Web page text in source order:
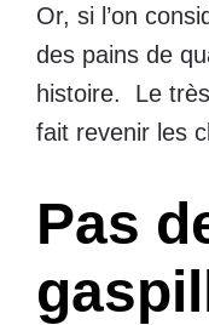
Or, si l’on
des pains de
histoire. Le
fait revenir les
Pas